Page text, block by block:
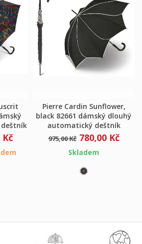
Kč
Pierre Cardin Sunflower,
black 82661 dámský dlouhý
automatický deštník
975,00 Kč 780,00 Kč
Skladem